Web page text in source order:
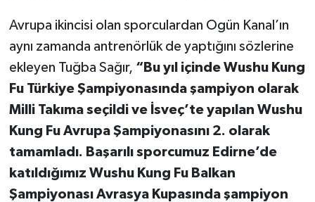
Avrupa ikincisi olan sporculardan Ogün Kanal’ın
aynı zamanda antrenörlük de yaptığını sözlerine
ekleyen Tuğba Sağır, “Bu yıl içinde Wushu Kung
Fu Türkiye Şampiyonasında şampiyon olarak
Milli Takıma seçildi ve İsveç’te yapılan Wushu
Kung Fu Avrupa Şampiyonasını 2. olarak
tamamladı. Başarılı sporcumuz Edirne’de
katıldığımız Wushu Kung Fu Balkan
Şampiyonası Avrasya Kupasında şampiyon